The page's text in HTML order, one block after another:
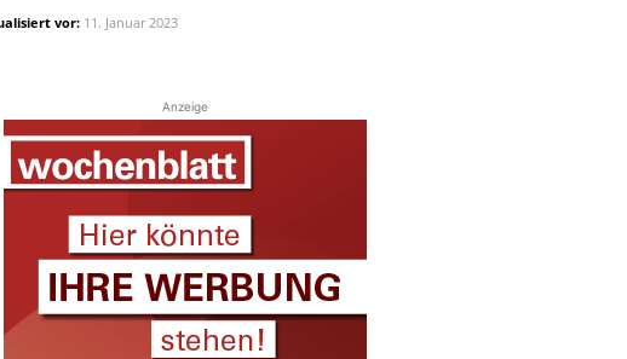
vor: 11. Januar 2023
Anzeige